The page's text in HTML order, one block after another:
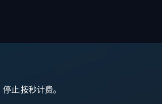
止,按秒计费。